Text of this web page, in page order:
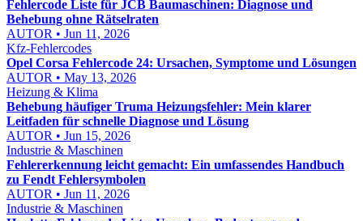
Fehlercode Liste für JCB Baumaschinen: Diagnose und
Behebung ohne Rätselraten
AUTOR • Jun 11, 2026
Kfz-Fehlercodes
Opel Corsa Fehlercode 24: Ursachen, Symptome und Lösungen
AUTOR • May 13, 2026
Heizung & Klima
Behebung häufiger Truma Heizungsfehler: Mein klarer
Leitfaden für schnelle Diagnose und Lösung
AUTOR • Jun 15, 2026
Industrie & Maschinen
Fehlererkennung leicht gemacht: Ein umfassendes Handbuch
zu Fendt Fehlersymbolen
AUTOR • Jun 11, 2026
Industrie & Maschinen